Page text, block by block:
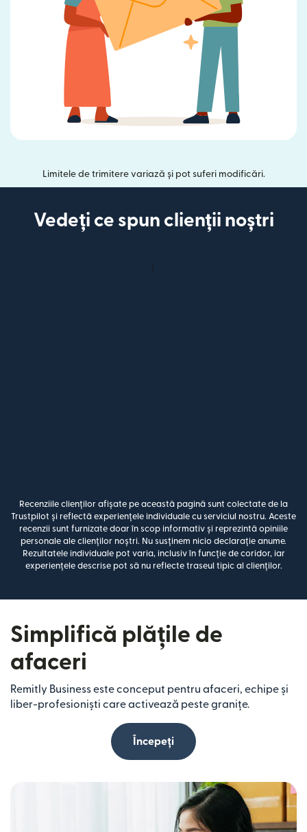
Limitele de trimitere variază și pot suferi modificări.
Vedeți ce spun clienții noștri
Recenziile clienților afișate pe această pagină sunt colectate de la
Trustpilot și reflectă experiențele individuale cu serviciul nostru. Aceste
recenzii sunt furnizate doar în scop informativ și reprezintă opiniile
personale ale clienților noștri. Nu susținem nicio declarație anume.
Rezultatele individuale pot varia, inclusiv în funcție de coridor, iar
experiențele descrise pot să nu reflecte traseul tipic al clienților.
Simplifică plățile de
afaceri
Remitly Business este conceput pentru afaceri, echipe și
liber-profesioniști care activează peste granițe.
Începeți